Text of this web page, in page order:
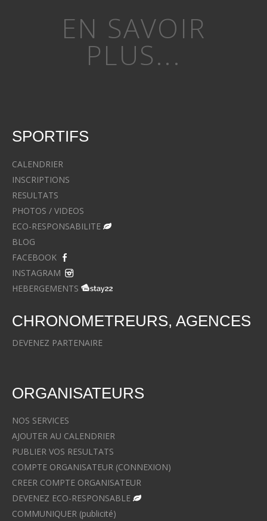
EN SAVOIR
PLUS...
SPORTIFS
CALENDRIER
INSCRIPTIONS
RESULTATS
PHOTOS / VIDEOS
ECO-RESPONSABILITE
BLOG
FACEBOOK
INSTAGRAM
HEBERGEMENTS
CHRONOMETREURS, AGENCES
DEVENEZ PARTENAIRE
ORGANISATEURS
NOS SERVICES
AJOUTER AU CALENDRIER
PUBLIER VOS RESULTATS
COMPTE ORGANISATEUR (CONNEXION)
CREER COMPTE ORGANISATEUR
DEVENEZ ECO-RESPONSABLE
COMMUNIQUER (publicité)